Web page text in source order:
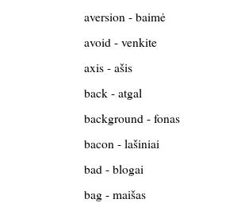
aversion - baimė
avoid - venkite
axis - ašis
back - atgal
background - fonas
bacon - lašiniai
bad - blogai
bag - maišas